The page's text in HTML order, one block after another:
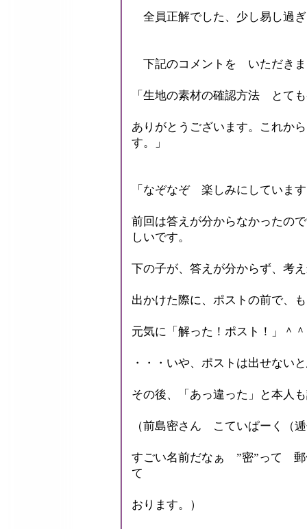
全員正解でした、少し易し過
下記のコメントを いただきま
「生地の素材の確認方法 とて
ありがとうございます。これか
す。」
「なぞなぞ 楽しみにしていま
前回は答えが分からなかった
しいです。
下の子が、答えが分からず、考
出かけた際に、ポストの前で、
元気に「解った！ポスト！」＾
・・・いや、ポストは出せない
その後、「あっ違った」と本人
（前島密さん こていぱーく（
すごい名前だなぁ ”密”って 郵
て
おります。）